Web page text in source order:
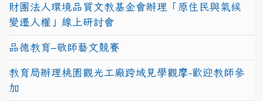
財團法人環境品質文教基金會辦理「原住民與氣候
變遷人權」線上研討會
品德教育–敬師藝文競賽
教育局辦理桃園觀光工廠跨域見學觀摩-歡迎教師參
加